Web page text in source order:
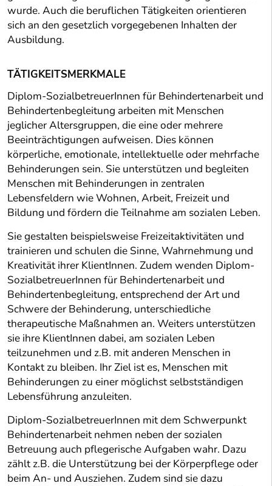
wurde. Auch die beruflichen Tätigkeiten orientieren
sich an den gesetzlich vorgegebenen Inhalten der
Ausbildung.
TÄTIGKEITSMERKMALE
Diplom-SozialbetreuerInnen für Behindertenarbeit und
Behindertenbegleitung arbeiten mit Menschen
jeglicher Altersgruppen, die eine oder mehrere
Beeinträchtigungen aufweisen. Dies können
körperliche, emotionale, intellektuelle oder mehrfache
Behinderungen sein. Sie unterstützen und begleiten
Menschen mit Behinderungen in zentralen
Lebensfeldern wie Wohnen, Arbeit, Freizeit und
Bildung und fördern die Teilnahme am sozialen Leben.
Sie gestalten beispielsweise Freizeitaktivitäten und
trainieren und schulen die Sinne, Wahrnehmung und
Kreativität ihrer KlientInnen. Zudem wenden Diplom-
SozialbetreuerInnen für Behindertenarbeit und
Behindertenbegleitung, entsprechend der Art und
Schwere der Behinderung, unterschiedliche
therapeutische Maßnahmen an. Weiters unterstützen
sie ihre KlientInnen dabei, am sozialen Leben
teilzunehmen und z.B. mit anderen Menschen in
Kontakt zu bleiben. Ihr Ziel ist es, Menschen mit
Behinderungen zu einer möglichst selbstständigen
Lebensführung anzuleiten.
Diplom-SozialbetreuerInnen mit dem Schwerpunkt
Behindertenarbeit nehmen neben der sozialen
Betreuung auch pflegerische Aufgaben wahr. Dazu
zählt z.B. die Unterstützung bei der Körperpflege oder
beim An- und Ausziehen. Zudem sind sie dazu